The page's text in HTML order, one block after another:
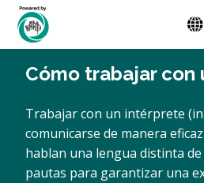
Cómo trabajar con
Trabajar con un intérprete
comunicarse de manera
hablan una lengua distinta de
pautas para garantizar una